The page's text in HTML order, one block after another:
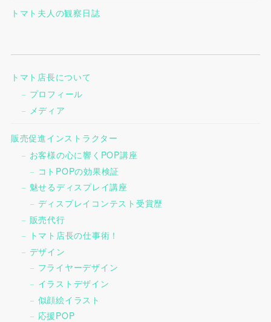
トマト夫人の観察日誌
トマト店長について
プロフィール
メディア
販売促進インストラクター
お客様の心に響くPOP講座
コトPOPの効果検証
魅せるディスプレイ講座
ディスプレイコンテスト受賞歴
販売代行
トマト店長の仕事術！
デザイン
フライヤーデザイン
イラストデザイン
似顔絵イラスト
応援POP